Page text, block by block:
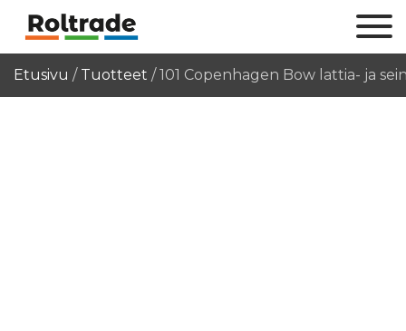
Etusivu / Tuotteet /101 Copenhagen Bow lattia- ja